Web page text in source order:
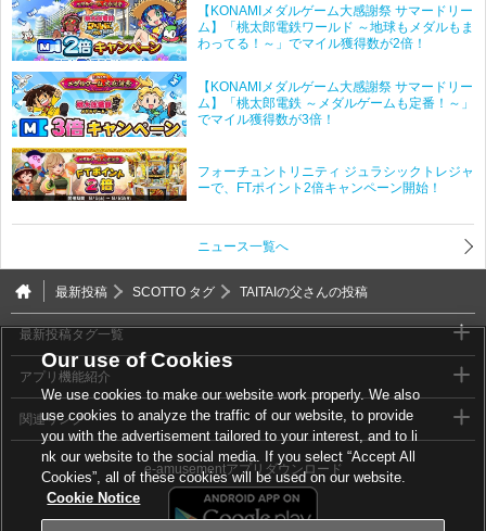
【KONAMIメダルゲーム大感謝祭 サマードリー
ム】「桃太郎電鉄ワールド ～地球もメダルもま
わってる！～」でマイル獲得数が2倍！
【KONAMIメダルゲーム大感謝祭 サマードリー
ム】「桃太郎電鉄 ～メダルゲームも定番！～」
でマイル獲得数が3倍！
フォーチュントリニティ ジュラシックトレジャ
ーで、FTポイント2倍キャンペーン開始！
ニュース一覧へ
最新投稿 SCOTTO タグ TAITAIの父さんの投稿
最新投稿タグ一覧
アプリ機能紹介
関連リンク
e-amusementアプリダウンロード
Our use of Cookies
We use cookies to make our website work properly. We also
use cookies to analyze the traffic of our website, to provide
you with the advertisement tailored to your interest, and to li
nk our website to the social media. If you select “Accept All
Cookies”, all of these cookies will be used on our website.
Cookie Notice